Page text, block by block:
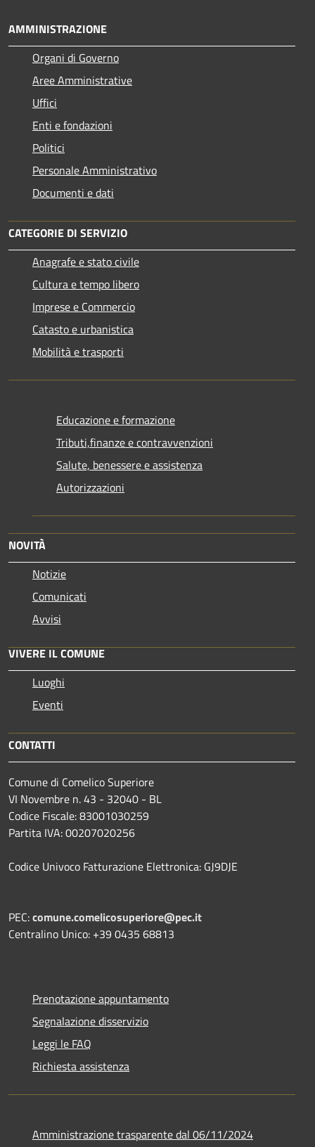
AMMINISTRAZIONE
Organi di Governo
Aree Amministrative
Uffici
Enti e fondazioni
Politici
Personale Amministrativo
Documenti e dati
CATEGORIE DI SERVIZIO
Anagrafe e stato civile
Cultura e tempo libero
Imprese e Commercio
Catasto e urbanistica
Mobilità e trasporti
Educazione e formazione
Tributi,finanze e contravvenzioni
Salute, benessere e assistenza
Autorizzazioni
NOVITÀ
Notizie
Comunicati
Avvisi
VIVERE IL COMUNE
Luoghi
Eventi
CONTATTI
Comune di Comelico Superiore
VI Novembre n. 43 - 32040 - BL
Codice Fiscale: 83001030259
Partita IVA: 00207020256
Codice Univoco Fatturazione Elettronica: GJ9DJE
PEC:comune.comelicosuperiore@pec.it
Centralino Unico: +39 0435 68813
Prenotazione appuntamento
Segnalazione disservizio
Leggi le FAQ
Richiesta assistenza
Amministrazione trasparente dal 06/11/2024